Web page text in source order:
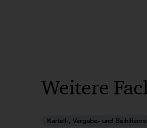
Weitere
Kartell-, Vergabe- und